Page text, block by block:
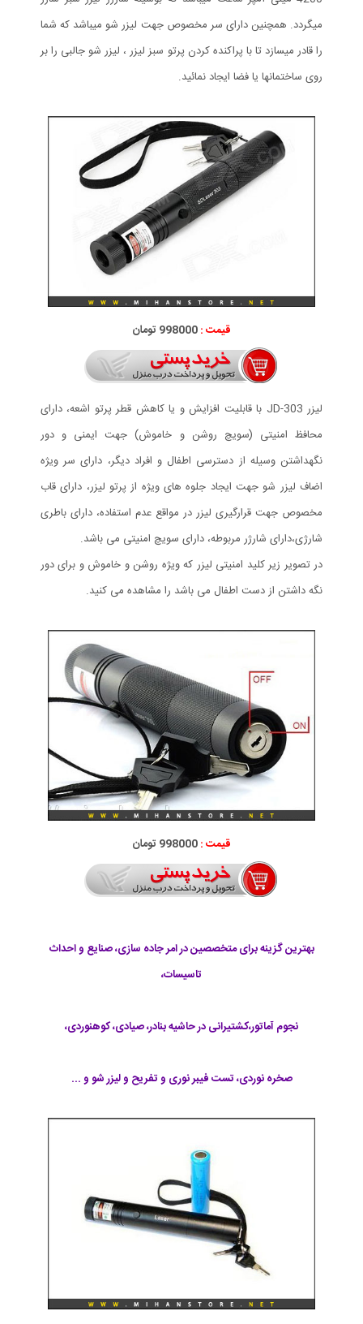
میگردد. همچنین دارای سر مخصوص جهت لیزر شو میباشد که شما
را قادر میسازد تا با پراکنده کردن پرتو سبز لیزر ، لیزر شو جالبی را بر
روی ساختمانها یا فضا ایجاد نمائید.
قیمت :998000 تومان
لیزر JD-303 با قابلیت افزایش و یا کاهش قطر پرتو اشعه، دارای
محافظ امنیتی (سویچ روشن و خاموش) جهت ایمنی و دور
نگهداشتن وسیله از دسترسی اطفال و افراد دیگر، دارای سر ویژه
اضاف لیزر شو جهت ایجاد جلوه های ویژه از پرتو لیزر، دارای قاب
مخصوص جهت قرارگیری لیزر در مواقع عدم استفاده، دارای باطری
شارژی،دارای شارژر مربوطه، دارای سویچ امنیتی می باشد.
در تصویر زیر کلید امنیتی لیزر که ویژه روشن و خاموش و برای دور
نگه داشتن از دست اطفال می باشد را مشاهده می کنید.
قیمت :998000 تومان
بهترین گزینه برای متخصصین در امر جاده سازی، صنایع و احداث
تاسیسات،
نجوم آماتور،کشتیرانی در حاشیه بنادر، صیادی، کوهنوردی،
صخره نوردی، تست فیبر نوری و تفریح و لیزر شو و ...